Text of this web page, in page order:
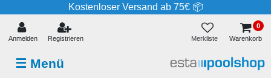
Kostenloser Versand ab 75€ 📦
☰ Menü
Anmelden Registrieren Merkliste
0
Warenkorb